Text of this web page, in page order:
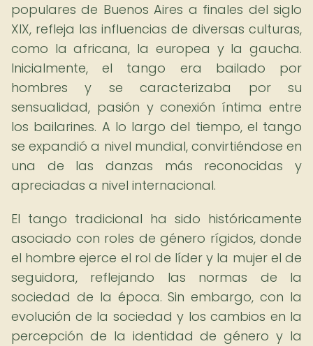
populares de Buenos Aires a finales del siglo
XIX, refleja las influencias de diversas culturas,
como la africana, la europea y la gaucha.
Inicialmente, el tango era bailado por
hombres y se caracterizaba por su
sensualidad, pasión y conexión íntima entre
los bailarines. A lo largo del tiempo, el tango
se expandió a nivel mundial, convirtiéndose en
una de las danzas más reconocidas y
apreciadas a nivel internacional.
El tango tradicional ha sido históricamente
asociado con roles de género rígidos, donde
el hombre ejerce el rol de líder y la mujer el de
seguidora, reflejando las normas de la
sociedad de la época. Sin embargo, con la
evolución de la sociedad y los cambios en la
percepción de la identidad de género y la